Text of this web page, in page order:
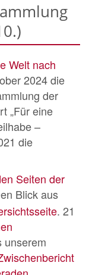
Welt nach
2024 die
der
„Für eine
–
die
Seiten der
Blick aus
. 21
unserem